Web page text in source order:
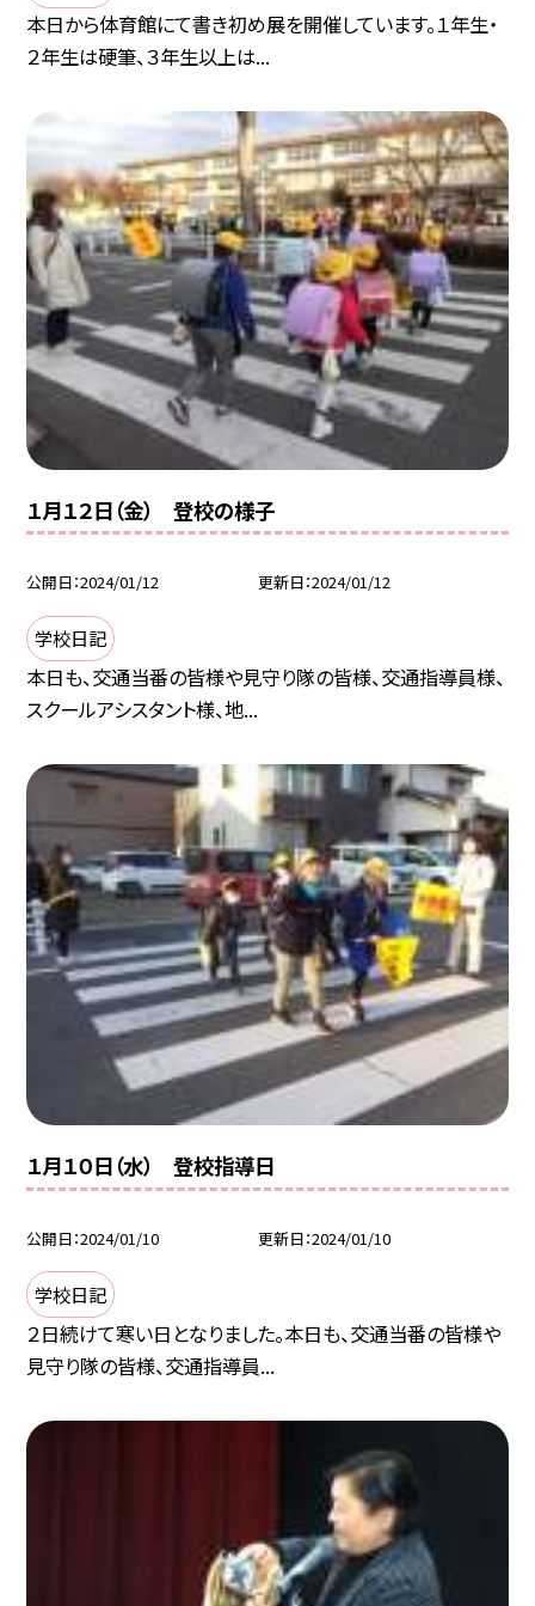
本日から体育館にて書き初め展を開催しています。１年生・
２年生は硬筆、３年生以上は...
１月１２日（金） 登校の様子
公開日 2024/01/12 更新日 2024/01/12
学校日記
本日も、交通当番の皆様や見守り隊の皆様、交通指導員様、
スクールアシスタント様、地...
１月１０日（水） 登校指導日
公開日 2024/01/10 更新日 2024/01/10
学校日記
２日続けて寒い日となりました。本日も、交通当番の皆様や
見守り隊の皆様、交通指導員...